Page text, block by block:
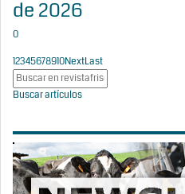
de 2026
0
12345678910NextLast
Buscar artículos